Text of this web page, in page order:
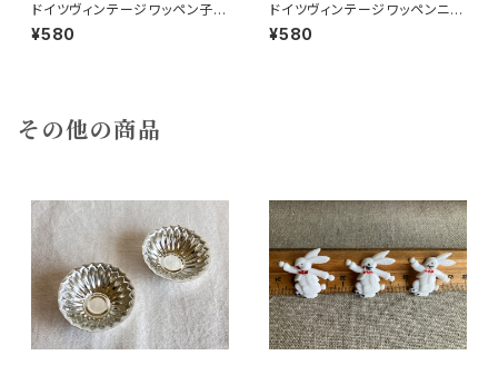
ドイツヴィンテージワッペン子ね
こ132
¥580
ドイツヴィンテージワッペンニヒ
ルな女の子
¥580
その他の商品